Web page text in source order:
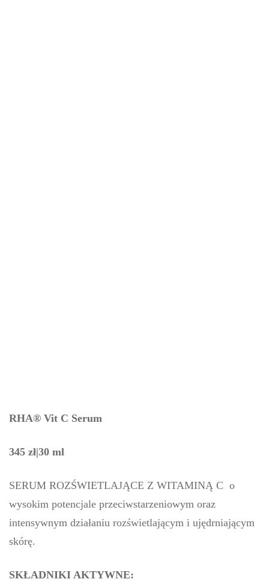
RHA® Vit C Serum
345 zł|30 ml
SERUM ROZŚWIETLAJĄCE Z WITAMINĄ C o
wysokim potencjale przeciwstarzeniowym oraz
intensywnym działaniu rozświetlającym i ujędrniającym
skórę.
SKŁADNIKI AKTYWNE: